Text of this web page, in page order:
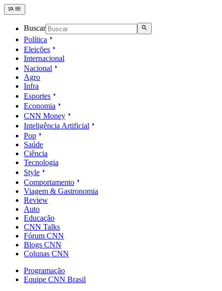
Buscar
Política
Eleições
Internacional
Nacional
Agro
Infra
Esportes
Economia
CNN Money
Inteligência Artificial
Pop
Saúde
Ciência
Tecnologia
Style
Comportamento
Viagem & Gastronomia
Review
Auto
Educação
CNN Talks
Fórum CNN
Blogs CNN
Colunas CNN
Programação
Equipe CNN Brasil